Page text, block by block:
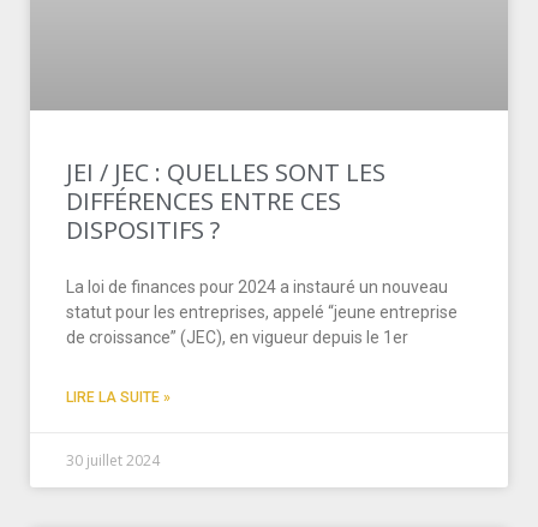
JEI / JEC : QUELLES SONT LES
DIFFÉRENCES ENTRE CES
DISPOSITIFS ?
La loi de finances pour 2024 a instauré un nouveau
statut pour les entreprises, appelé “jeune entreprise
de croissance” (JEC), en vigueur depuis le 1er
LIRE LA SUITE »
30 juillet 2024